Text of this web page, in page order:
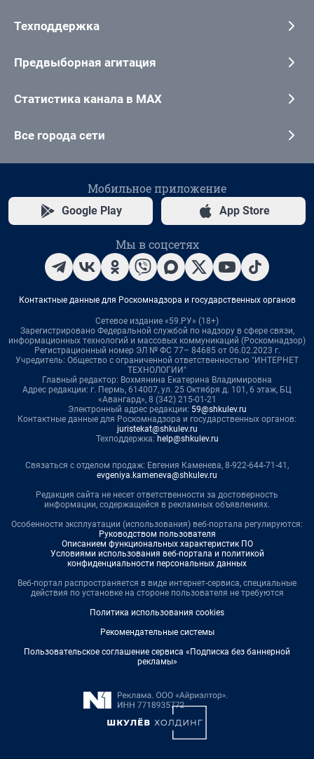
Техподдержка
Предвыборная агитация
Статистика канала в MAX
Все города сети
Мобильное приложение
Google Play App Store
Мы в соцсетях
Контактные данные для Роскомнадзора и государственных органов
Сетевое издание «59.РУ» (18+)
Зарегистрировано Федеральной службой по надзору в сфере связи,
информационных технологий и массовых коммуникаций (Роскомнадзор)
Регистрационный номер ЭЛ № ФС 77– 84685 от 06.02.2023 г.
Учредитель: Общество с ограниченной ответственностью "ИНТЕРНЕТ
ТЕХНОЛОГИИ"
Главный редактор: Вохмянина Екатерина Владимировна
Адрес редакции: г. Пермь, 614007, ул. 25 Октября д. 101, 6 этаж, БЦ
«Авангард», 8 (342) 215-01-21
Электронный адрес редакции: 59@shkulev.ru
Контактные данные для Роскомнадзора и государственных органов:
juristekat@shkulev.ru
Техподдержка: help@shkulev.ru
Связаться с отделом продаж: Евгения Каменева, 8-922-644-71-41,
evgeniya.kameneva@shkulev.ru
Редакция сайта не несет ответственности за достоверность
информации, содержащейся в рекламных объявлениях.
Особенности эксплуатации (использования) веб-портала регулируются:
Руководством пользователя
Описанием функциональных характеристик ПО
Условиями использования веб-портала и политикой
конфиденциальности персональных данных
Веб-портал распространяется в виде интернет-сервиса, специальные
действия по установке на стороне пользователя не требуются
Политика использования cookies
Рекомендательные системы
Пользовательское соглашение сервиса «Подписка без баннерной
рекламы»